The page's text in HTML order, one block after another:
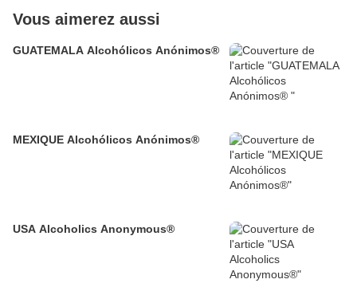
Vous aimerez aussi
GUATEMALA Alcohólicos Anónimos®
MEXIQUE Alcohólicos Anónimos®
USA Alcoholics Anonymous®